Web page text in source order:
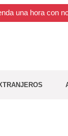
una hora con